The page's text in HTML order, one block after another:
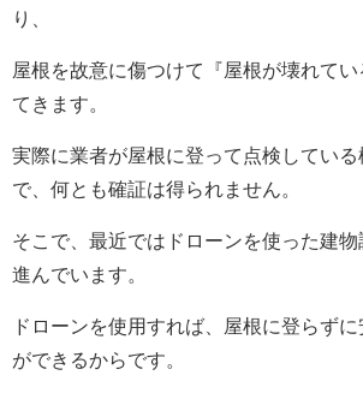
り、
屋根を故意に傷つけて『屋根が壊れて
てきます。
実際に業者が屋根に登って点検してい
で、何とも確証は得られません。
そこで、最近ではドローンを使った建
進んでいます。
ドローンを使用すれば、屋根に登らず
ができるからです。